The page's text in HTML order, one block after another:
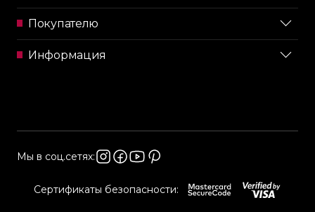
Покупателю
Информация
Сертификаты безопасности:
Мы в соц.сетях: